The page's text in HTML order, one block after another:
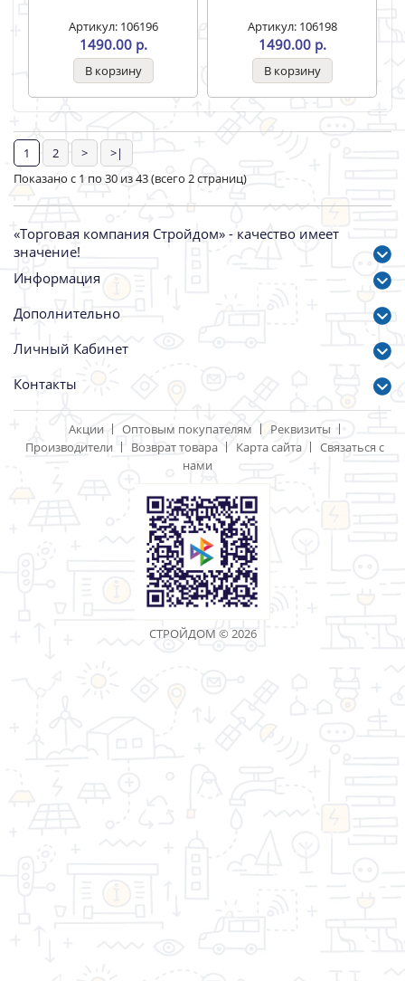
Артикул: 105026
1049.00 р.
Артикул: 105025
1049.00 р.
Обои 1,06*10м 10968-04
Артикул: 106196
1490.00 р.
Артикул: 106198
1490.00 р.
Показано с 1 по 30 из 43 (всего 2 страниц)
Оптовым покупателям
нами